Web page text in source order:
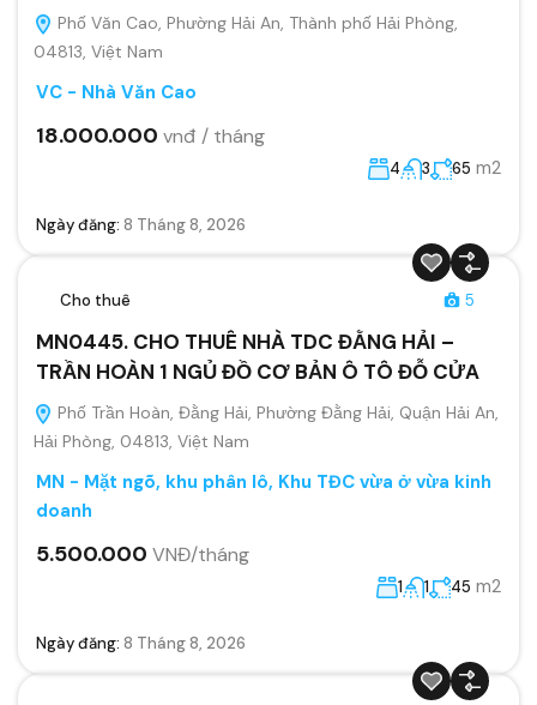
Phố Văn Cao, Phường Hải An, Thành phố Hải Phòng,
04813, Việt Nam
VC - Nhà Văn Cao
18.000.000 vnđ / tháng
4 3 65 m2
Ngày đăng: 8 Tháng 8, 2026
Cho thuê 5
MN0445. CHO THUÊ NHÀ TDC ĐẰNG HẢI –
TRẦN HOÀN 1 NGỦ ĐỒ CƠ BẢN Ô TÔ ĐỖ CỬA
Phố Trần Hoàn, Đằng Hải, Phường Đằng Hải, Quận Hải An,
Hải Phòng, 04813, Việt Nam
MN - Mặt ngõ, khu phân lô, Khu TĐC vừa ở vừa kinh
doanh
5.500.000 VNĐ/tháng
1 1 45 m2
Ngày đăng: 8 Tháng 8, 2026